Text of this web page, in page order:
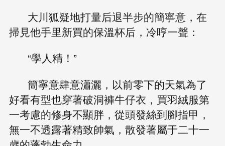
大川狐疑地打量后退半步的簡寧意，在
掃見他手里新買的保溫杯后，冷哼一聲：
“學人精！”
簡寧意肆意瀟灑，以前零下的天氣為了
好看有型也穿著破洞褲牛仔衣，買羽絨服第
一考慮的修身不顯胖，從頭發絲到腳指甲，
無一不透露著精致帥氣，散發著屬于二十一